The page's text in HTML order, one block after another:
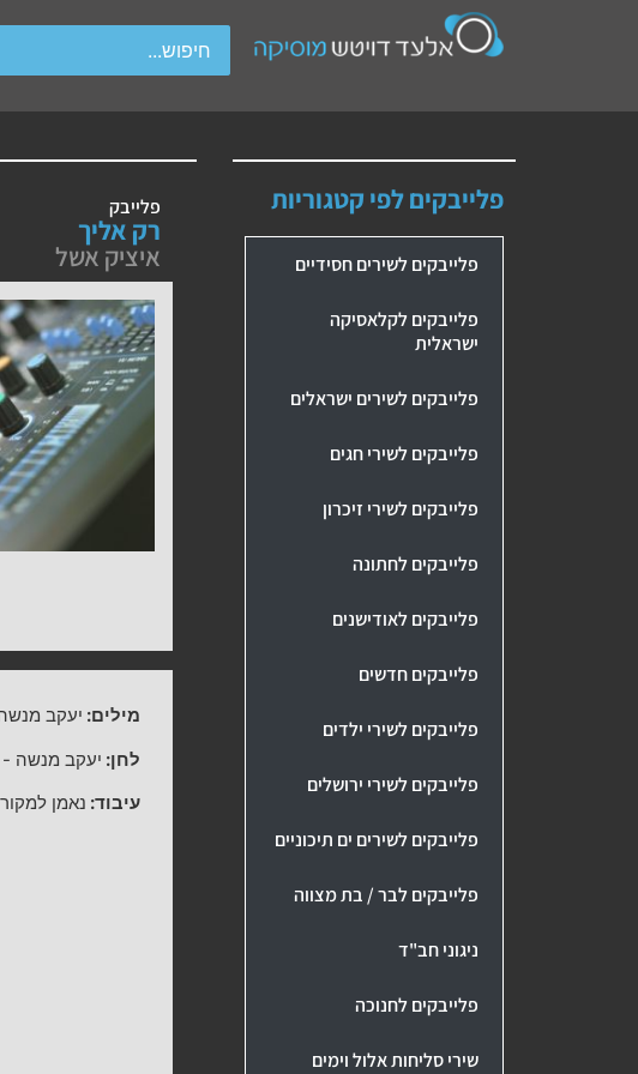
or with swipe gestures.
פלייבקים לפי קטגוריות
פלייבקים לשירים חסידיים
פלייבקים לקלאסיקה
ישראלית
פלייבקים לשירים ישראלים
פלייבקים לשירי חגים
פלייבקים לשירי זיכרון
פלייבקים לחתונה
פלייבקים לאודישנים
פלייבקים חדשים
פלייבקים לשירי ילדים
פלייבקים לשירי ירושלים
פלייבקים לשירים ים תיכוניים
פלייבקים לבר / בת מצווה
ניגוני חב"ד
פלייבקים לחנוכה
שירי סליחות אלול וימים
פלייבק
רק אליך
איציק אשל
מילים: יעקב
לחן: יעקב מנשה -
עיבוד: נאמן למקור